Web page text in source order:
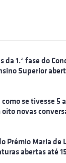
da 1.ª fase do
Superior
se tivesse 5
novas
Prémio Maria de
abertas até